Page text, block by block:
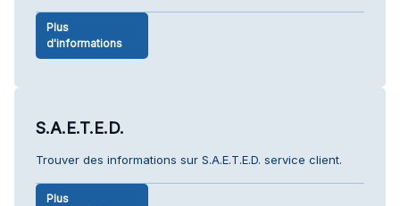
Plus
d'informations
S.A.E.T.E.D.
Trouver des informations sur S.A.E.T.E.D. service client.
Plus